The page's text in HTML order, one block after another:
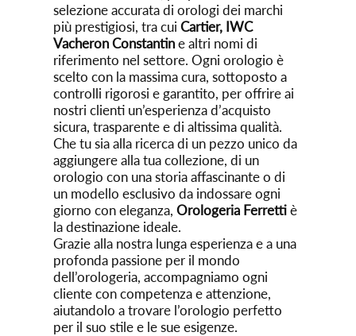
selezione accurata di orologi dei marchi
più prestigiosi, tra cuiCartier, IWC
Vacheron Constantine altri nomi di
riferimento nel settore. Ogni orologio è
scelto con la massima cura, sottoposto a
controlli rigorosi e garantito, per offrire ai
nostri clienti un’esperienza d’acquisto
sicura, trasparente e di altissima qualità.
Che tu sia alla ricerca di un pezzo unico da
aggiungere alla tua collezione, di un
orologio con una storia affascinante o di
un modello esclusivo da indossare ogni
giorno con eleganza,Orologeria Ferrettiè
la destinazione ideale.
Grazie alla nostra lunga esperienza e a una
profonda passione per il mondo
dell’orologeria, accompagniamo ogni
cliente con competenza e attenzione,
aiutandolo a trovare l’orologio perfetto
per il suo stile e le sue esigenze.